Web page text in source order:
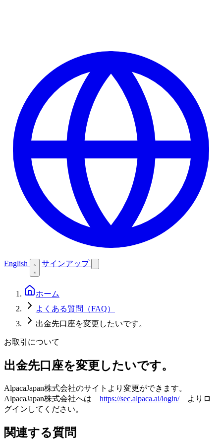
English サインアップ
ホーム
よくある質問（FAQ）
出金先口座を変更したいです。
お取引について
出金先口座を変更したいです。
AlpacaJapan株式会社のサイトより変更ができます。
AlpacaJapan株式会社へは https://sec.alpaca.ai/login/よりロ
グインしてください。
関連する質問